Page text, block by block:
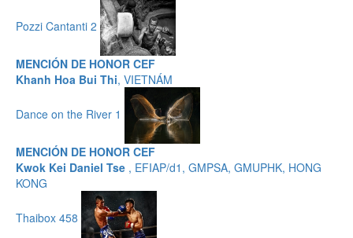
Pozzi Cantanti 2
MENCIÓN DE HONOR CEF
Khanh Hoa Bui Thi, VIETNÁM
Dance on the River 1
MENCIÓN DE HONOR CEF
Kwok Kei Daniel Tse , EFIAP/d1, GMPSA, GMUPHK, HONG
KONG
Thaibox 458